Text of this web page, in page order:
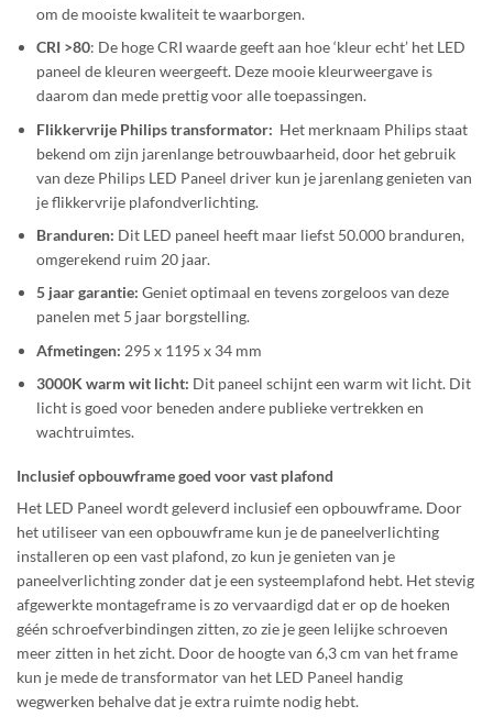
om de mooiste kwaliteit te waarborgen.
CRI >80: De hoge CRI waarde geeft aan hoe ‘kleur echt’ het LED
paneel de kleuren weergeeft. Deze mooie kleurweergave is
daarom dan mede prettig voor alle toepassingen.
Flikkervrije Philips transformator: Het merknaam Philips staat
bekend om zijn jarenlange betrouwbaarheid, door het gebruik
van deze Philips LED Paneel driver kun je jarenlang genieten van
je flikkervrije plafondverlichting.
Branduren: Dit LED paneel heeft maar liefst 50.000 branduren,
omgerekend ruim 20 jaar.
5 jaar garantie: Geniet optimaal en tevens zorgeloos van deze
panelen met 5 jaar borgstelling.
Afmetingen: 295 x 1195 x 34 mm
3000K warm wit licht: Dit paneel schijnt een warm wit licht. Dit
licht is goed voor beneden andere publieke vertrekken en
wachtruimtes.
Inclusief opbouwframe goed voor vast plafond
Het LED Paneel wordt geleverd inclusief een opbouwframe. Door
het utiliseer van een opbouwframe kun je de paneelverlichting
installeren op een vast plafond, zo kun je genieten van je
paneelverlichting zonder dat je een systeemplafond hebt. Het stevig
afgewerkte montageframe is zo vervaardigd dat er op de hoeken
géén schroefverbindingen zitten, zo zie je geen lelijke schroeven
meer zitten in het zicht. Door de hoogte van 6,3 cm van het frame
kun je mede de transformator van het LED Paneel handig
wegwerken behalve dat je extra ruimte nodig hebt.